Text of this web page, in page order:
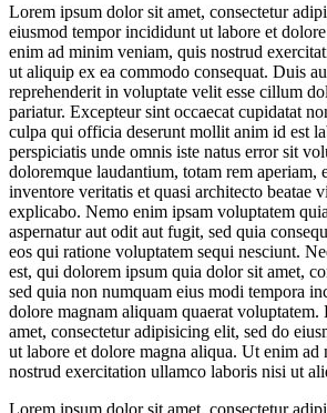
Lorem ipsum dolor sit amet, consectetur
eiusmod tempor incididunt ut labore et
enim ad minim veniam, quis nostrud
ut aliquip ex ea commodo consequat. Duis
reprehenderit in voluptate velit esse cillum
pariatur. Excepteur sint occaecat cupidatat
culpa qui officia deserunt mollit anim id est
perspiciatis unde omnis iste natus error sit
doloremque laudantium, totam rem aperiam,
inventore veritatis et quasi architecto beatae
explicabo. Nemo enim ipsam voluptatem
aspernatur aut odit aut fugit, sed quia
eos qui ratione voluptatem sequi nesciunt.
est, qui dolorem ipsum quia dolor sit amet,
sed quia non numquam eius modi tempora
dolore magnam aliquam quaerat
amet, consectetur adipisicing elit, sed do
ut labore et dolore magna aliqua. Ut enim
nostrud exercitation ullamco laboris nisi ut
Lorem ipsum dolor sit amet, consectetur